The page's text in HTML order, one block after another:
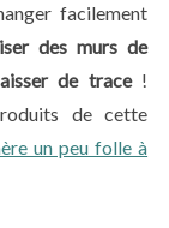
facilement
des murs de
de trace!
de cette
un peu folle à